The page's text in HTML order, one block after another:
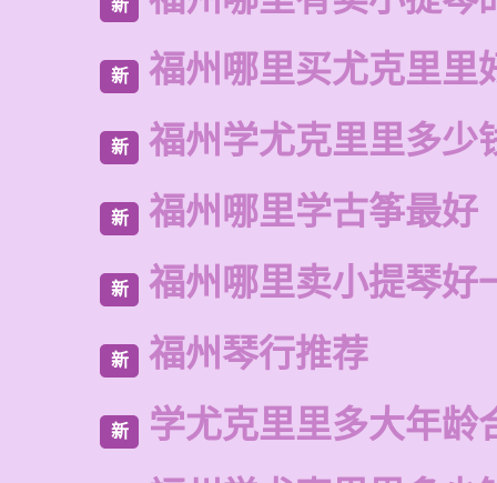
新
新 福州哪里买尤克里里
新 福州学尤克里里多少
新 福州哪里学古筝最好
新 福州哪里卖小提琴好
新 福州琴行推荐
新
学尤克里里多大年龄